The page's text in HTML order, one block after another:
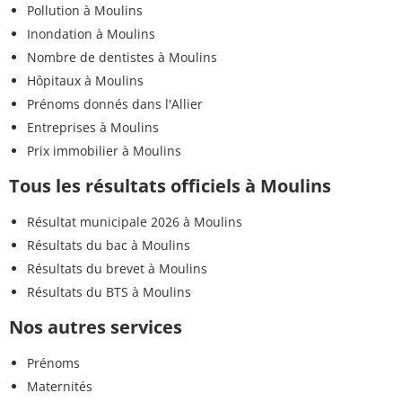
Pollution à Moulins
Inondation à Moulins
Nombre de dentistes à Moulins
Hôpitaux à Moulins
Prénoms donnés dans l'Allier
Entreprises à Moulins
Prix immobilier à Moulins
Tous les résultats officiels à Moulins
Résultat municipale 2026 à Moulins
Résultats du bac à Moulins
Résultats du brevet à Moulins
Résultats du BTS à Moulins
Nos autres services
Prénoms
Maternités